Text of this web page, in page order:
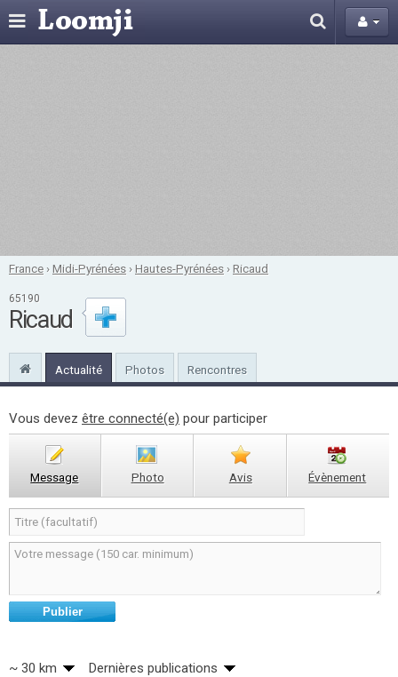
France ›Midi-Pyrénées ›Hautes-Pyrénées ›Ricaud
65190
Ricaud
Actualité Photos Rencontres
Vous devez être connecté(e) pour participer
Message Photo Avis Évènement
Publier
~ 30 km Dernières publications